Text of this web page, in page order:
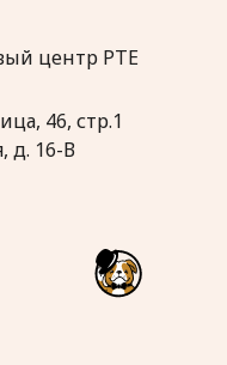
центр PTE
46, стр.1
д. 16-В